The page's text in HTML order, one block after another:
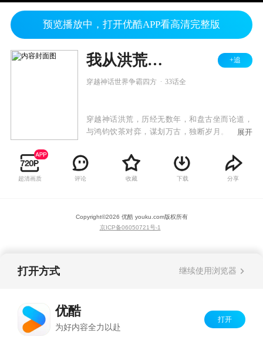
预览播放中，打开优酷APP看高清完整版
我从洪荒归来当大佬 +追
穿越神话世界争霸四方 33话全
穿越神话洪荒，历经无数年，和盘古坐而论道，
与鸿钧饮茶对弈，谋划万古，独断岁月。他从未
成为了神话洪荒最大的幕后黑手。然而，就在西
游量劫落下帷幕的时候，躺在神话后土怀中吃着
神话娲皇亲手摘的人参果的他又又穿越了。回到
复苏，全民修行！只是这归来的仙佛，怎么这么
眼熟？看着手机上，当世最强仙天蓬元帅创建只
展开
超清画质 评论 收藏 下载 分享
Copyright©2026 优酷 youku.com版权所有
京ICP备06050721号-1
打开方式 继续使用浏览器
优酷
为好内容全力以赴
打开